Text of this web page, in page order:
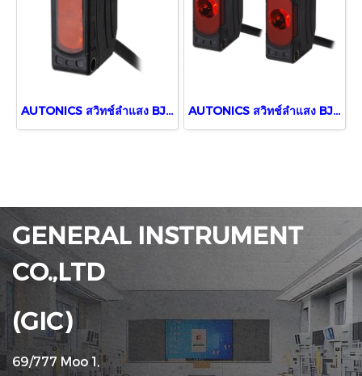
AUTONICS สวิทช์ลำแสง BJ3M-PDT-P AUTONICS สวิทช์ลำแสง BJ10M-TDT
GENERAL INSTRUMENT
CO.,LTD
(GIC)
69/777 Moo 1,